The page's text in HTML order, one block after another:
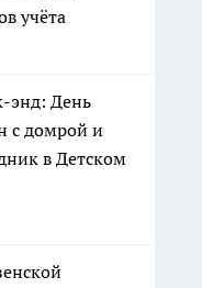
учёта
энд: День
с домрой и
в Детском